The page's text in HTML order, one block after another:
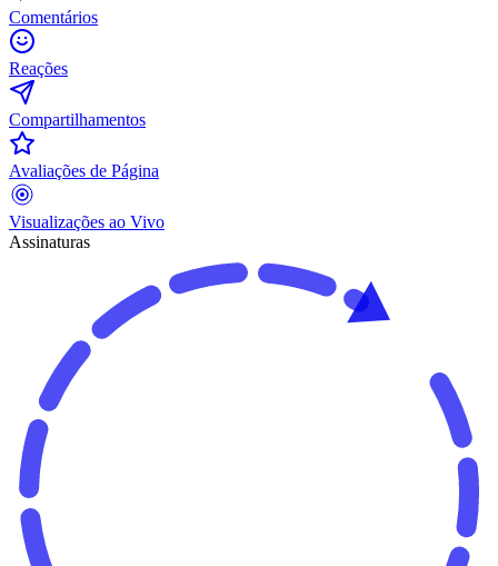
Comentários
Reações
Compartilhamentos
Avaliações de Página
Visualizações ao Vivo
Assinaturas